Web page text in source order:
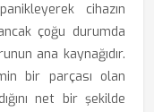
cihazın
çoğu durumda
ana kaynağıdır.
bir parçası olan
net bir şekilde